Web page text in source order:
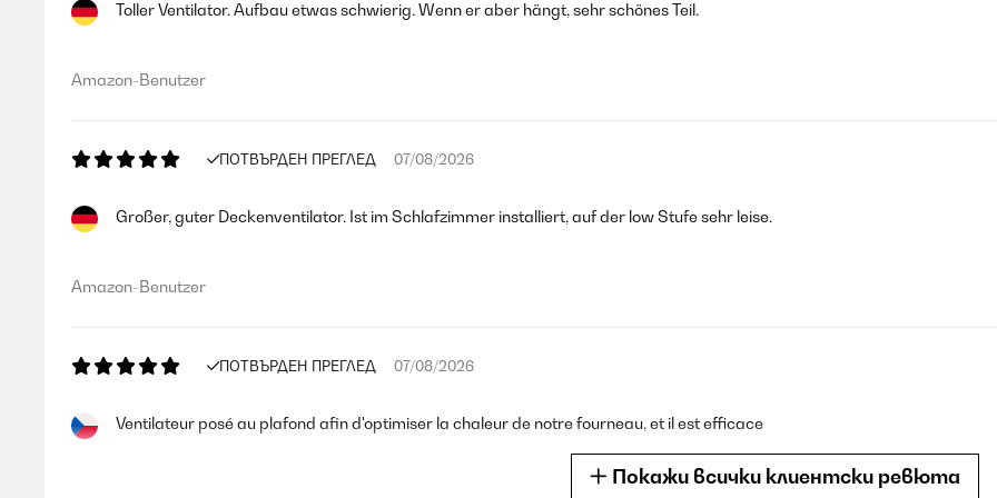
Toller Ventilator. Aufbau etwas schwierig. Wenn er aber hängt, sehr schönes Teil.
Amazon-Benutzer
ПОТВЪРДЕН ПРЕГЛЕД 07/08/2026
Großer, guter Deckenventilator. Ist im Schlafzimmer installiert, auf der low Stufe sehr leise.
Amazon-Benutzer
ПОТВЪРДЕН ПРЕГЛЕД 07/08/2026
Ventilateur posé au plafond afin d'optimiser la chaleur de notre fourneau, et il est efficace
Покажи всички клиентски ревюта